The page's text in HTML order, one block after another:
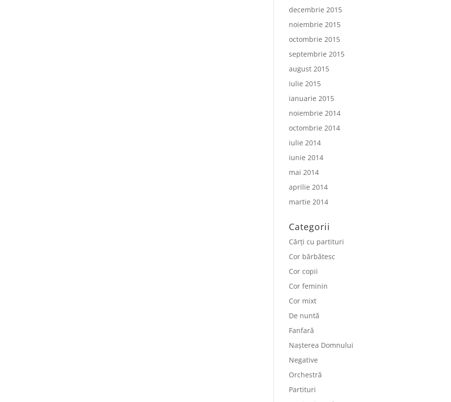
decembrie 2015
noiembrie 2015
octombrie 2015
septembrie 2015
august 2015
iulie 2015
ianuarie 2015
noiembrie 2014
octombrie 2014
iulie 2014
iunie 2014
mai 2014
aprilie 2014
martie 2014
Categorii
Cărți cu partituri
Cor bărbătesc
Cor copii
Cor feminin
Cor mixt
De nuntă
Fanfară
Nașterea Domnului
Negative
Orchestră
Partituri